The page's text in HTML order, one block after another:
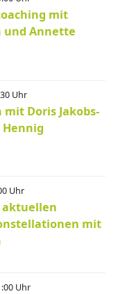
mit
und Annette
Uhr
mit Doris Jakobs-
Uhr
aktuellen
mit
Uhr